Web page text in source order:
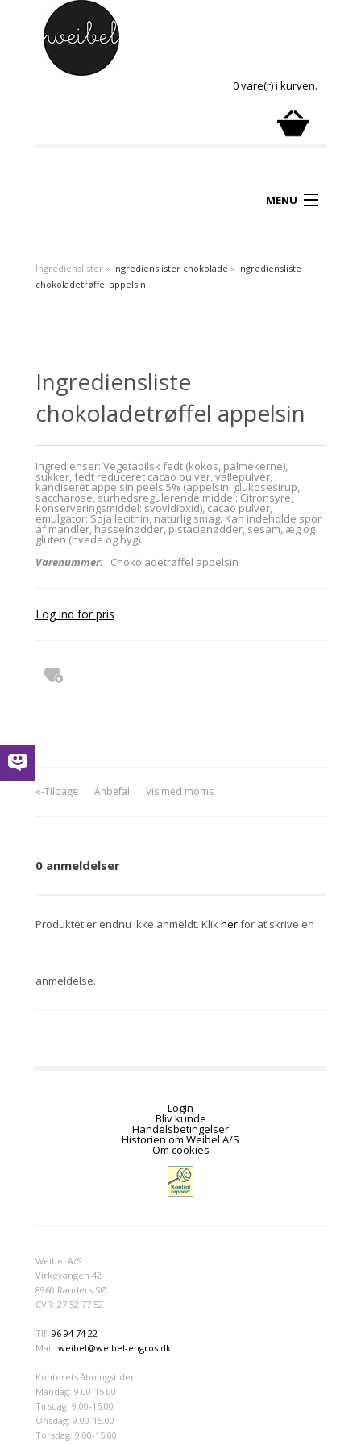
0 vare(r) i kurven.
MENU
Ingredienslister » Ingredienslister chokolade » Ingrediensliste
chokoladetrøffel appelsin
Ingrediensliste
chokoladetrøffel appelsin
Ingredienser: Vegetabilsk fedt (kokos, palmekerne),
sukker, fedt reduceret cacao pulver, vallepulver,
kandiseret appelsin peels 5% (appelsin, glukosesirup,
saccharose, surhedsregulerende middel: Citronsyre,
konserveringsmiddel: svovldioxid), cacao pulver,
emulgator: Soja lecithin, naturlig smag. Kan indeholde spor
af mandler, hasselnødder, pistacienødder, sesam, æg og
gluten (hvede og byg).
Varenummer: Chokoladetrøffel appelsin
Log ind for pris
«-Tilbage Anbefal Vis med moms
0 anmeldelser
Produktet er endnu ikke anmeldt. Klikherfor at skrive en
anmeldelse.
Login
Bliv kunde
Handelsbetingelser
Historien om Weibel A/S
Om cookies
Weibel A/S
Virkevangen 42
8960 Randers SØ
CVR: 27 52 77 52
Tlf: 96 94 74 22
Mail: weibel@weibel-engros.dk
Kontorets åbningstider:
Mandag: 9.00-15.00
Tirsdag: 9.00-15.00
Onsdag: 9.00-15.00
Torsdag: 9.00-15.00